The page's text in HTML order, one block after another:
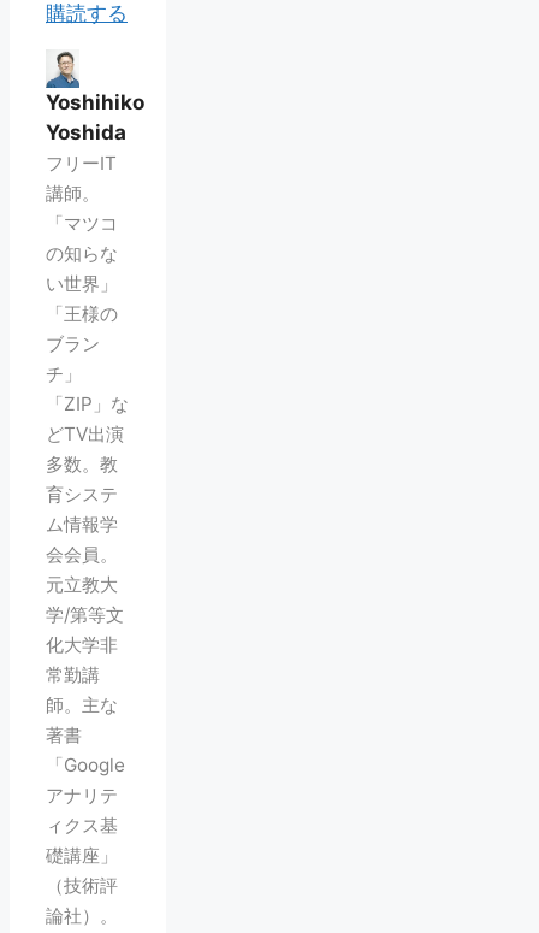
購読する
Yoshihiko
Yoshida
フリーIT
講師。
「マツコ
の知らな
い世界」
「王様の
ブラン
チ」
「ZIP」な
どTV出演
多数。教
育システ
ム情報学
会会員。
元立教大
学/第等文
化大学非
常勤講
師。主な
著書
「Google
アナリテ
ィクス基
礎講座」
（技術評
論社）。